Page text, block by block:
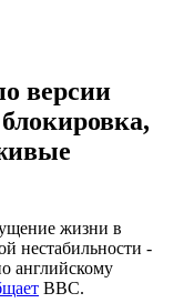
версии
жизни в
нестабильности -
английскому
BBC.